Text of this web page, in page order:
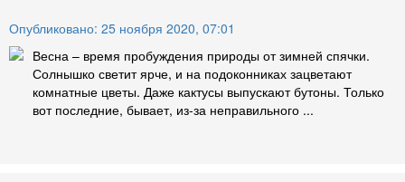
Опубликовано: 25 ноября 2020, 07:01
Весна – время пробуждения природы от зимней спячки.
Солнышко светит ярче, и на подоконниках зацветают
комнатные цветы. Даже кактусы выпускают бутоны. Только
вот последние, бывает, из-за неправильного ...